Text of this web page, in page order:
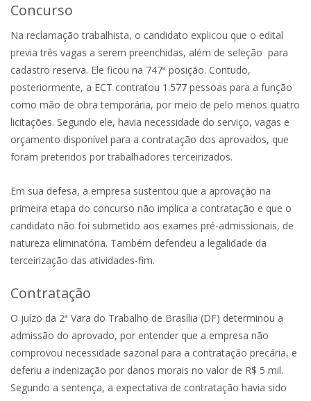
Concurso
Na reclamação trabalhista, o candidato explicou que o edital
previa três vagas a serem preenchidas, além de seleção para
cadastro reserva. Ele ficou na 747ª posição. Contudo,
posteriormente, a ECT contratou 1.577 pessoas para a função
como mão de obra temporária, por meio de pelo menos quatro
licitações. Segundo ele, havia necessidade do serviço, vagas e
orçamento disponível para a contratação dos aprovados, que
foram preteridos por trabalhadores terceirizados.
Em sua defesa, a empresa sustentou que a aprovação na
primeira etapa do concurso não implica a contratação e que o
candidato não foi submetido aos exames pré-admissionais, de
natureza eliminatória. Também defendeu a legalidade da
terceirização das atividades-fim.
Contratação
O juízo da 2ª Vara do Trabalho de Brasília (DF) determinou a
admissão do aprovado, por entender que a empresa não
comprovou necessidade sazonal para a contratação precária, e
deferiu a indenização por danos morais no valor de R$ 5 mil.
Segundo a sentença, a expectativa de contratação havia sido